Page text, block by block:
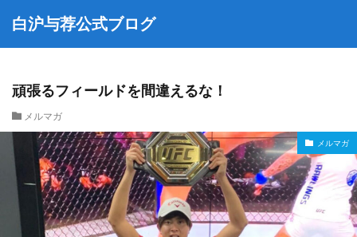
白沪与荐公式ブログ
頑張るフィールドを間違えるな！
メルマガ
メルマガ